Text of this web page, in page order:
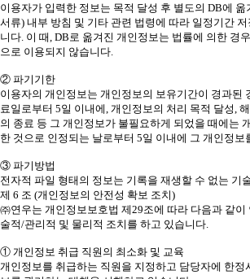
이용자가 입력한 정보는 목적 달성 후 별도의 DB에 옮
서류) 내부 방침 및 기타 관련 법령에 따라 일정기간
니다. 이 때, DB로 옮겨진 개인정보는 법률에 의한 경
으로 이용되지 않습니다.
② 파기기한
이용자의 개인정보는 개인정보의 보유기간이 경과된
료일로부터 5일 이내에, 개인정보의 처리 목적 달성,
의 종료 등 그 개인정보가 불필요하게 되었을 때에는
한 것으로 인정되는 날로부터 5일 이내에 그 개인정보
③ 파기방법
전자적 파일 형태의 정보는 기록을 재생할 수 없는 기
제 6 조 (개인정보의 안전성 확보 조치)
㈜연우는 개인정보보호법 제29조에 따라 다음과 같이
술적/관리적 및 물리적 조치를 하고 있습니다.
① 개인정보 취급 직원의 최소화 및 교육
개인정보를 취급하는 직원을 지정하고 담당자에 한정